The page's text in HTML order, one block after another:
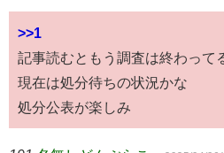
>>1
記事読むともう調査は終わって
現在は処分待ちの状況かな
処分公表が楽しみ